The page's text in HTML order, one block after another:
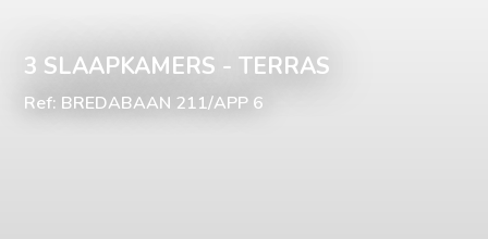
3 SLAAPKAMERS - TERRAS
Ref: BREDABAAN 211/APP 6